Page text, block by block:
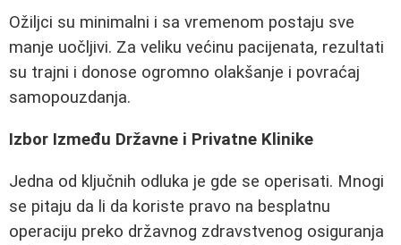
Ožiljci su minimalni i sa vremenom postaju sve
manje uočljivi. Za veliku većinu pacijenata, rezultati
su trajni i donose ogromno olakšanje i povraćaj
samopouzdanja.
Izbor Između Državne i Privatne Klinike
Jedna od ključnih odluka je gde se operisati. Mnogi
se pitaju da li da koriste pravo na besplatnu
operaciju preko državnog zdravstvenog osiguranja